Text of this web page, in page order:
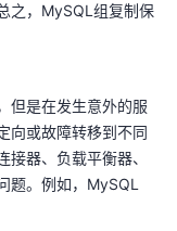
之，MySQL组复制保
但是在发生意外的服
向或故障转移到不同
器、负载平衡器、
题。例如，MySQL